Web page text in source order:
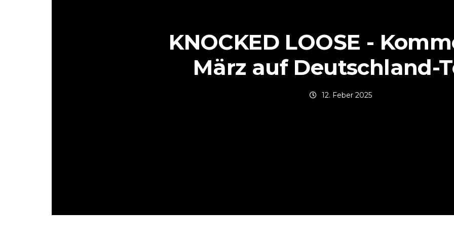
KNOCKED LOOSE -
März auf Deutschland-
12. Feber 2025